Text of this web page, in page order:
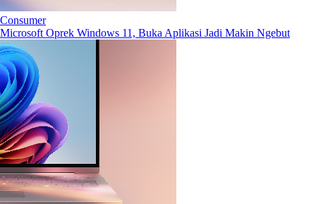
Consumer
Microsoft Oprek Windows 11, Buka Aplikasi Jadi Makin Ngebut